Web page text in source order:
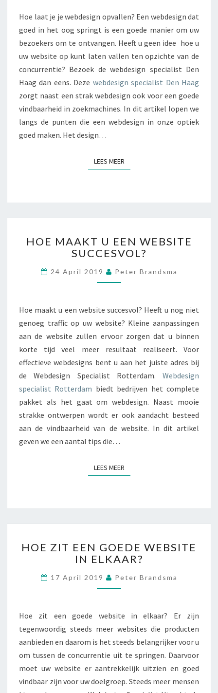
M
E
N
P
M
O
E
L
T
E
J
J
E
W
E
B
D
E
S
I
P
E
Hoe laat je je webdesign opvallen? Een webdesign dat
goed in het oog springt is een goede manier om uw
bezoekers om te ontvangen. Heeft u geen idee hoe u
uw website op kunt laten vallen ten opzichte van de
concurrentie? Bezoek de webdesign specialist Den
Haag dan eens. Deze webdesign specialist Den Haag
zorgt naast een strak webdesign ook voor een goede
vindbaarheid in zoekmachines. In dit artikel lopen we
langs de punten die een webdesign in onze optiek
goed maken. Het design…
LEES MEER
O
E
A
A
E
E
N
W
B
S
I
T
E
U
C
E
O
HOE MAAKT U EEN WEBSITE
SUCCESVOL?
24 April 2019 Peter Brandsma
Hoe maakt u een website succesvol? Heeft u nog niet
genoeg traffic op uw website? Kleine aanpassingen
aan de website zullen ervoor zorgen dat u binnen
korte tijd veel meer resultaat realiseert. Voor
effectieve webdesigns bent u aan het juiste adres bij
de Webdesign Specialist Rotterdam. Webdesign
specialist Rotterdam biedt bedrijven het complete
pakket als het gaat om webdesign. Naast mooie
strakke ontwerpen wordt er ook aandacht besteed
aan de vindbaarheid van de website. In dit artikel
geven we een aantal tips die…
LEES MEER
O
E
I
T
E
G
O
E
D
W
HOE ZIT EEN GOEDE WEBSITE
IN ELKAAR?
17 April 2019 Peter Brandsma
Hoe zit een goede website in elkaar? Er zijn
tegenwoordig steeds meer websites die producten
aanbieden en daarom is het steeds belangrijker voor u
om tussen de concurrentie uit te springen. Daarvoor
moet uw website er aantrekkelijk uitzien en goed
vindbaar zijn voor uw doelgroep. Steeds meer mensen